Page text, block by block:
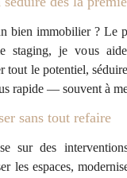
bien immobilier ? Le
staging, je vous
tout le potentiel,
rapide — souvent à
sans tout refaire
sur des
les espaces,